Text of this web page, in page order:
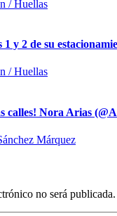
/ Huellas
y 2 de su
/ Huellas
calles! Nora Arias
Márquez
no será publicada.